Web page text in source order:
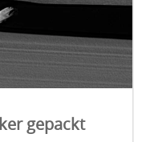
gepackt